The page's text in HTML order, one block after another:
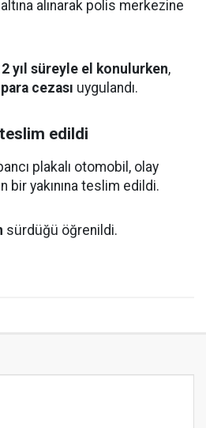
alınarak polis merkezine
yıl süreyle el konulurken,
cezası uygulandı.
teslim edildi
plakalı otomobil, olay
bir yakınına teslim edildi.
sürdüğü öğrenildi.